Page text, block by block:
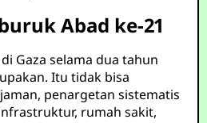
Abad ke-21
Gaza selama dua tahun
Itu tidak bisa
penargetan sistematis
rumah sakit,